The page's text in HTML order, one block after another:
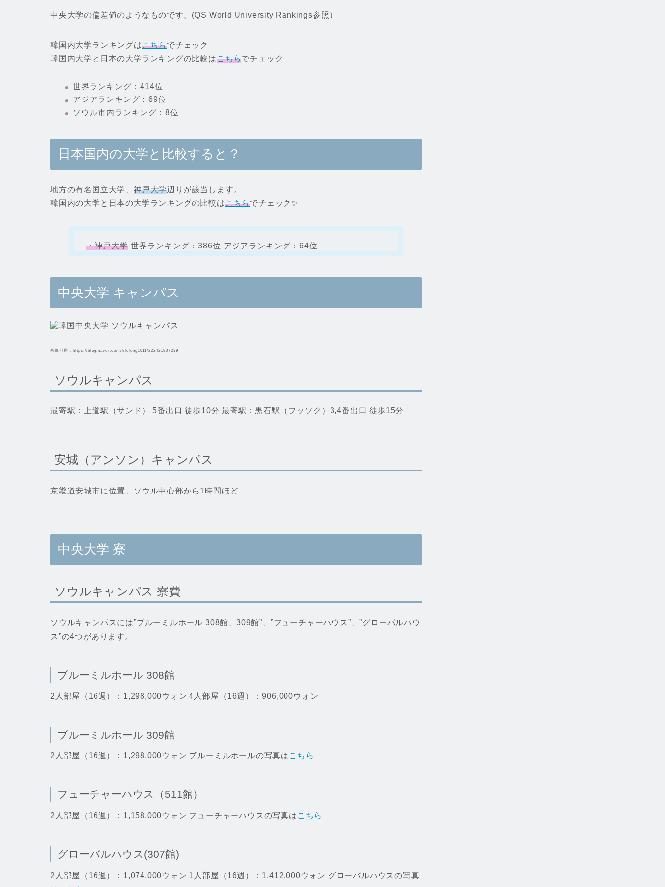
中央大学の偏差値のようなものです。(QS World University Rankings参照）
韓国内大学ランキングはこちらでチェック
韓国内大学と日本の大学ランキングの比較はこちらでチェック
世界ランキング：414位
アジアランキング：69位
ソウル市内ランキング：8位
日本国内の大学と比較すると？
地方の有名国立大学、 神戸大学辺りが該当します。
韓国内の大学と日本の大学ランキングの比較はこちらでチェック✨
・神戸大学 世界ランキング：386位 アジアランキング：64位
中央大学 キャンパス
画像引用：https://blog.naver.com/lifelong1011/222421807239
ソウルキャンパス
最寄駅：上道駅（サンド） 5番出口 徒歩10分 最寄駅：黒石駅（フッソク）3,4番出口 徒歩15分
安城（アンソン）キャンパス
京畿道安城市に位置、ソウル中心部から1時間ほど
中央大学 寮
ソウルキャンパス 寮費
ソウルキャンパスには”ブルーミルホール 308館、309館”、”フューチャーハウス”、”グローバルハウ
ス”の4つがあります。
ブルーミルホール 308館
2人部屋（16週）：1,298,000ウォン 4人部屋（16週）：906,000ウォン
ブルーミルホール 309館
2人部屋（16週）：1,298,000ウォン ブルーミルホールの写真は こちら
フューチャーハウス（511館）
2人部屋（16週）：1,158,000ウォン フューチャーハウスの写真は こちら
グローバルハウス(307館)
2人部屋（16週）：1,074,000ウォン 1人部屋（16週）：1,412,000ウォン グローバルハウスの写真